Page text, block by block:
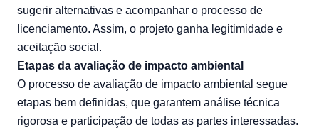
sugerir alternativas e acompanhar o processo de
licenciamento. Assim, o projeto ganha legitimidade e
aceitação social.
Etapas da avaliação de impacto ambiental
O processo de avaliação de impacto ambiental segue
etapas bem definidas, que garantem análise técnica
rigorosa e participação de todas as partes interessadas.